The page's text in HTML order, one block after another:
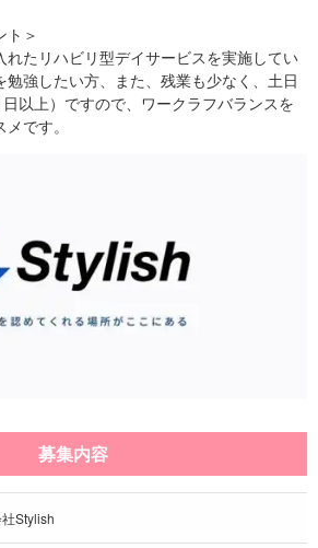
ト＞
れたリハビリ型デイサービスを実施してい
勉強したい方、また、残業も少なく、土日
以上）ですので、ワークラフバランスを
です。
募集内容
Stylish